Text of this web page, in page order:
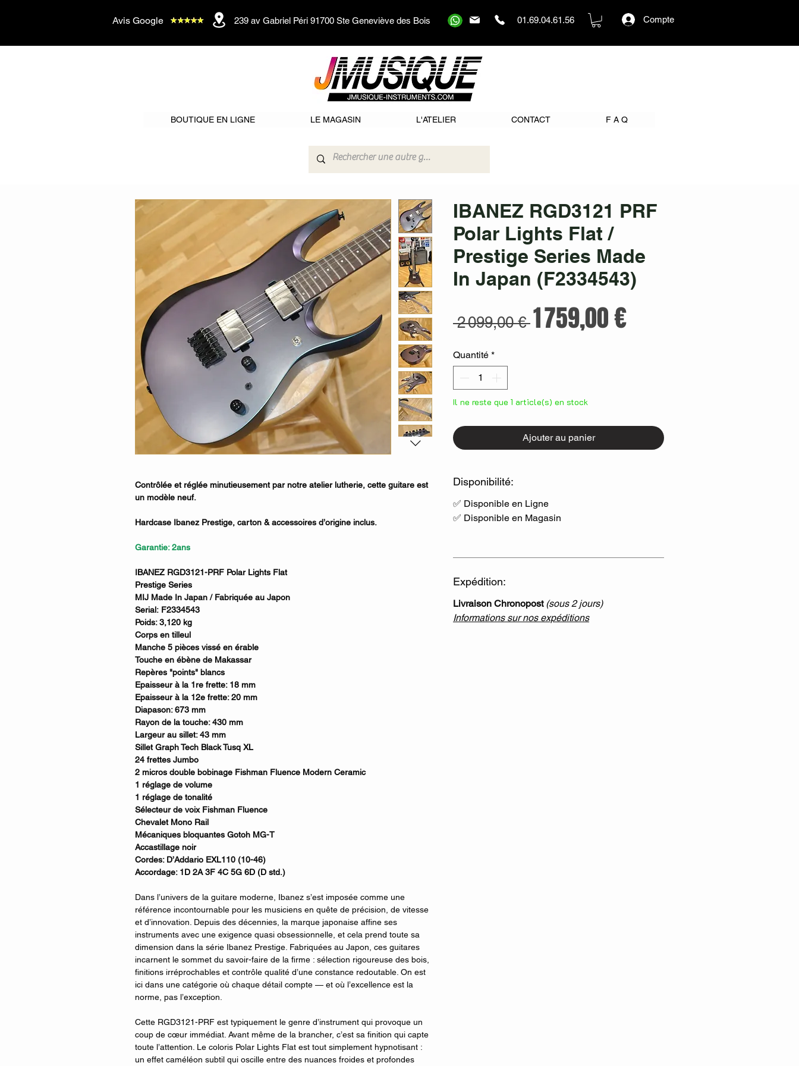
Avis Google 239 av Gabriel Péri 91700 Ste Geneviève des Bois 01.69.04.61.56 Compte
BOUTIQUE EN LIGNE LE MAGASIN L'ATELIER CONTACT F A Q
Contrôlée et réglée minutieusement par notre atelier lutherie, cette guitare est
un modèle neuf.
Hardcase Ibanez Prestige, carton & accessoires d’origine inclus.
Garantie: 2ans
IBANEZ RGD3121-PRF Polar Lights Flat
Prestige Series
MIJ Made In Japan / Fabriquée au Japon
Serial: F2334543
Poids: 3,120 kg
Corps en tilleul
Manche 5 pièces vissé en érable
Touche en ébène de Makassar
Repères "points" blancs
Epaisseur à la 1re frette: 18 mm
Epaisseur à la 12e frette: 20 mm
Diapason: 673 mm
Rayon de la touche: 430 mm
Largeur au sillet: 43 mm
Sillet Graph Tech Black Tusq XL
24 frettes Jumbo
2 micros double bobinage Fishman Fluence Modern Ceramic
1 réglage de volume
1 réglage de tonalité
Sélecteur de voix Fishman Fluence
Chevalet Mono Rail
Mécaniques bloquantes Gotoh MG-T
Accastillage noir
Cordes: D’Addario EXL110 (10-46)
Accordage: 1D 2A 3F 4C 5G 6D (D std.)
Dans l’univers de la guitare moderne, Ibanez s’est imposée comme une
référence incontournable pour les musiciens en quête de précision, de vitesse
et d’innovation. Depuis des décennies, la marque japonaise affine ses
instruments avec une exigence quasi obsessionnelle, et cela prend toute sa
dimension dans la série Ibanez Prestige. Fabriquées au Japon, ces guitares
incarnent le sommet du savoir-faire de la firme : sélection rigoureuse des bois,
finitions irréprochables et contrôle qualité d’une constance redoutable. On est
ici dans une catégorie où chaque détail compte — et où l’excellence est la
norme, pas l’exception.
Cette RGD3121-PRF est typiquement le genre d’instrument qui provoque un
coup de cœur immédiat. Avant même de la brancher, c’est sa finition qui capte
toute l’attention. Le coloris Polar Lights Flat est tout simplement hypnotisant :
un effet caméléon subtil qui oscille entre des nuances froides et profondes
IBANEZ RGD3121 PRF
Polar Lights Flat /
Prestige Series Made
In Japan (F2334543)
2 099,00 € Prix
1 759,00 €Prix
Quantité *
Il ne reste que 1 article(s) en stock
Ajouter au panier
Disponibilité:
✅ Disponible en Ligne
✅ Disponible en Magasin
Expédition:
Livraison Chronopost (sous 2 jours)
Informations sur nos expéditions